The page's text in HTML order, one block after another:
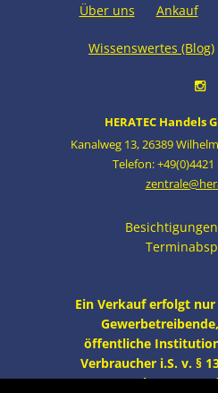
Über uns Ankauf
Wissenswertes (Blog)
HERATEC Handels
Kanalweg 13, 26389
Telefon: +49(0)4421
Ein Verkauf erfolgt
öffentliche
Verbraucher i.S. v. §
zzgl. MwSt.